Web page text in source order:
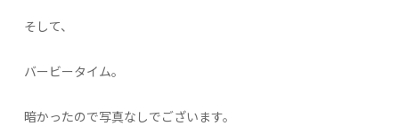
そして、
バービータイム。
暗かったので写真なしでございます。